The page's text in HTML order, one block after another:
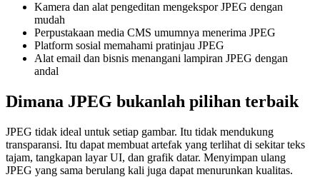
Kamera dan alat pengeditan mengekspor JPEG dengan
mudah
Perpustakaan media CMS umumnya menerima JPEG
Platform sosial memahami pratinjau JPEG
Alat email dan bisnis menangani lampiran JPEG dengan
andal
Dimana JPEG bukanlah pilihan terbaik
JPEG tidak ideal untuk setiap gambar. Itu tidak mendukung
transparansi. Itu dapat membuat artefak yang terlihat di sekitar teks
tajam, tangkapan layar UI, dan grafik datar. Menyimpan ulang
JPEG yang sama berulang kali juga dapat menurunkan kualitas.